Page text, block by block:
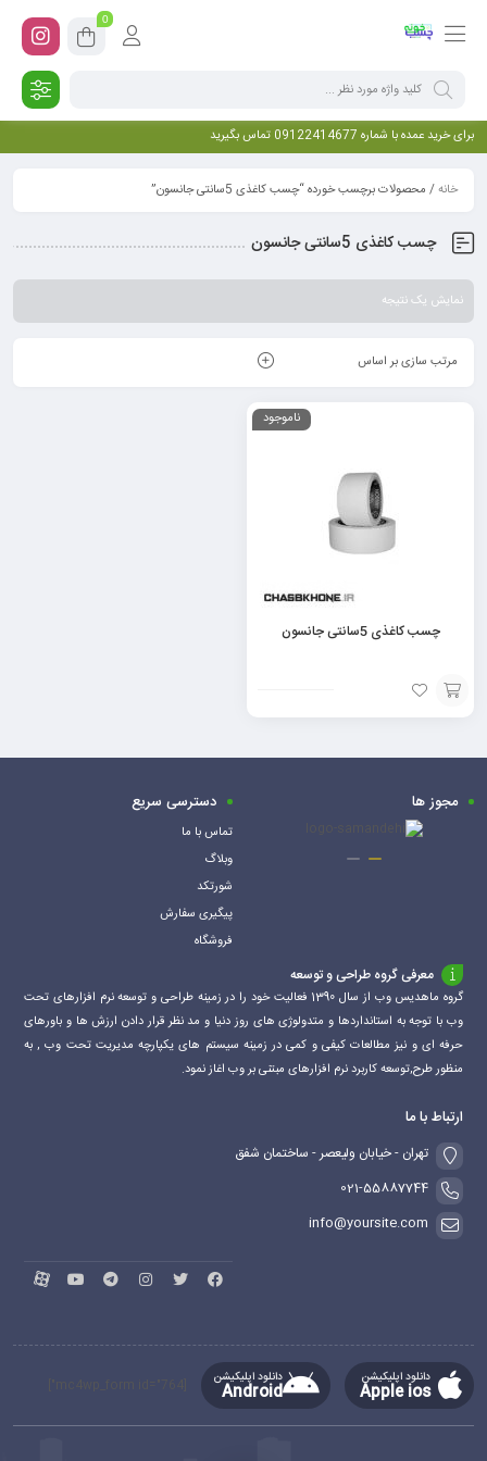
0
برای خرید عمده با شماره 09122414677 تماس بگیرید
خانه/ محصولات برچسب خورده “چسب کاغذی 5سانتی جانسون”
چسب کاغذی 5سانتی جانسون
نمایش یک نتیجه
مرتب سازی بر اساس
ناموجود
چسب کاغذی 5سانتی جانسون
افزودن
به
مجوز ها دسترسی سریع
تماس با ما
وبلاگ
شورتکد
پیگیری سفارش
فروشگاه
معرفی گروه طراحی و توسعه
گروه ماهدیس وب از سال 1390 فعالیت خود را در زمینه طراحی و توسعه نرم افزارهای تحت
وب با توجه به استانداردها و متدولوژی های روز دنیا و مد نظر قرار دادن ارزش ها و باورهای
حرفه ای و نیز مطالعات کیفی و کمی در زمینه سیستم های یکپارچه مدیریت تحت وب , به
منظور طرح,توسعه کاربرد نرم افزارهای مبتنی بر وب اغاز نمود.
ارتباط با ما
تهران - خیابان ولیعصر - ساختمان شفق
021-55887744
info@yoursite.com
دانلود اپلیکیشن
Apple ios
دانلود اپلیکیشن
Android